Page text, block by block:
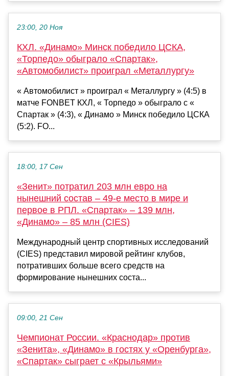
23:00, 20 Ноя
КХЛ. «Динамо» Минск победило ЦСКА,
«Торпедо» обыграло «Спартак»,
«Автомобилист» проиграл «Металлургу»
« Автомобилист » проиграл « Металлургу » (4:5) в
матче FONBET КХЛ, « Торпедо » обыграло с «
Спартак » (4:3), « Динамо » Минск победило ЦСКА
(5:2). FO...
18:00, 17 Сен
«Зенит» потратил 203 млн евро на
нынешний состав – 49-е место в мире и
первое в РПЛ. «Спартак» – 139 млн,
«Динамо» – 85 млн (CIES)
Международный центр спортивных исследований
(CIES) представил мировой рейтинг клубов,
потративших больше всего средств на
формирование нынешних соста...
09:00, 21 Сен
Чемпионат России. «Краснодар» против
«Зенита», «Динамо» в гостях у «Оренбурга»,
«Спартак» сыграет с «Крыльями»